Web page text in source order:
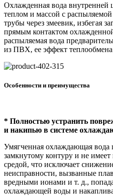
Охлажденная вода внутренней
теплом и массой с
трубы через змеевик, избегая
прямым контактом
распыляемая вода
из ПВХ, ее эффект теплообмена
Особенности и преимущества
* Полностью устранить
и накипью в системе
Умягченная охлаждающая вода
замкнутому контуру и не
средой, что исключает
неисправности, вызванные
вредными ионами и т. д.,
охлаждающей воды и